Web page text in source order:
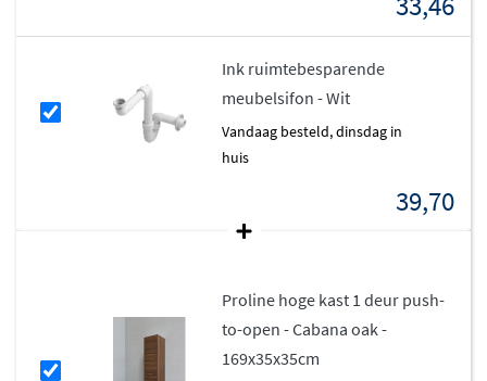
Ink ruimtebesparende
meubelsifon - Wit
vandaag besteld, dinsdag in
huis
39,70
Proline hoge kast 1 deur push-
to-open - Cabana oak -
169x35x35cm